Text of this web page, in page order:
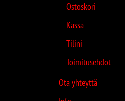
Ostoskori
Kassa
Tilini
Toimitusehdot
Ota yhteyttä